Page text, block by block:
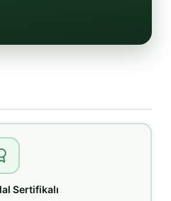
Sertifikalı